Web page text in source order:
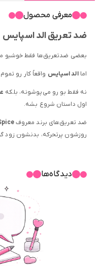
معرفی محصول
ضد تعریق الد اسپایس
بعضی ضدتعریق‌ها فقط خوشبو
اماالد اسپایس واقعاً کار رو
نه فقط بو رو می‌پوشونه، بلکه
اول داستان شروع بشه.
ضد تعریق‌های برند معروف
روزشون پرتحرکه، بدنشون زود
خشک و تمیز نگه می‌داره،
خلاصه هم حس تمیزی می‌ده،
این ضد تعریق به درد کی
کسایی که زیاد عرق می‌کنن
کسایی که روزشون
کسایی که محیط کاری
دیدگاه‌ها